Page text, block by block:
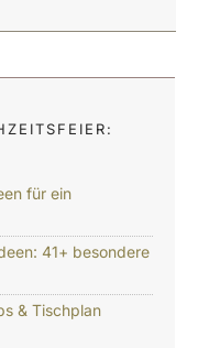
für ein
41+ besondere
& Tischplan